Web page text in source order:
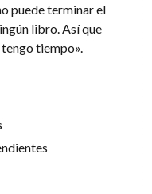
puede terminar el
libro. Así que
tengo tiempo».